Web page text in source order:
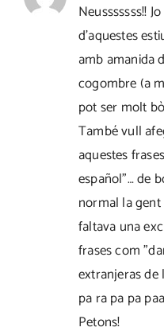
Neusssssss!!
d'aquestes
amb amanida
cogombre (a
pot ser molt
També vull
aquestes
español"… de
normal la
faltava una
frases com
extranjeras de
pa ra pa pa
Petons!